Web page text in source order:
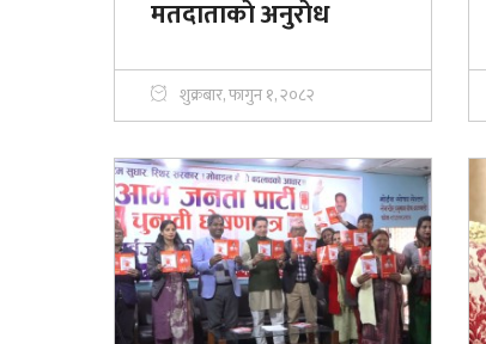
मतदाताकाे अनुराेध
शुक्रबार, फागुन १, २०८२